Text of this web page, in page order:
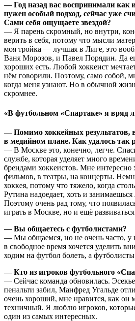
— Год назад вас воспринимали как
нужен особый подход, сейчас уже
Сами себя ощущаете звездой?
— Я парень скромный, но внутри,
верить в себя, потому что мысли
моя тройка — лучшая в Лиге, это
Ваня Морозов, и Павел Порядин. Да
хороших есть. Любой хоккеист
нём говорили. Поэтому, само собой,
когда меня узнают. Но в обычной
скромнее.
«В футбольном «Спартаке» я вряд
— Помимо хоккейных результатов,
в медийном плане. Как удалось так
— В Москве это, конечно, легче.
службе, которая уделяет много
брендами хоккеистов. Мне интересно
фильмов, в театры, на концерты.
хоккея, потому что тяжело, когда
Рутина надоедает, хоть и
Поэтому очень рад тому, что
играть в Москве, но и ещё
— Вы общаетесь с футболистами?
— Мы общаемся, но не очень часто, у
в свободное время хочется уделить
ходим на футбол болеть, а
— Кто из игроков футбольного
— Сейчас команда обновилась.
пенальти забил, Манфред Угальде
очень хороший, мне нравится, как он
техничный. Я люблю игроков,
один из самых интересных.